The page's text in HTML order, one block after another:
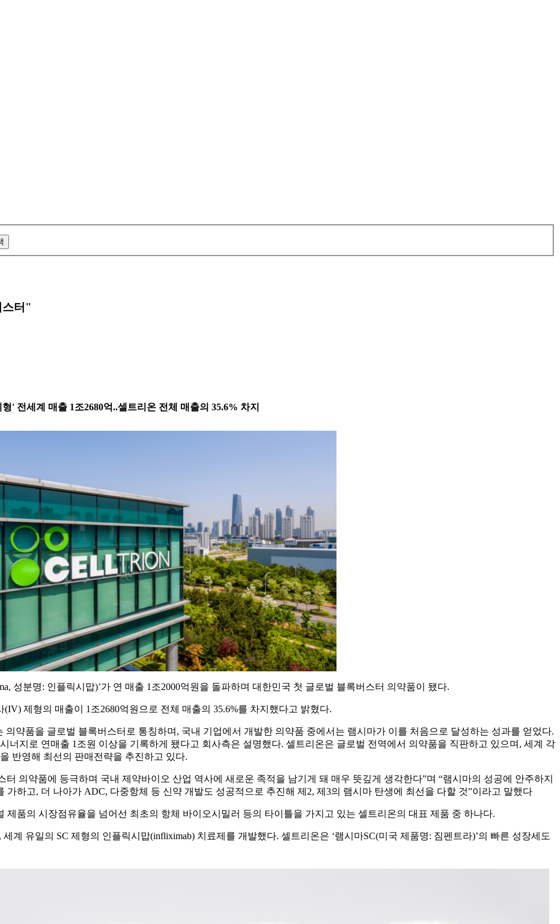
스터"
전세계 매출 1조2680억..셀트리온 전체 매출의 35.6% 차지
성분명: 인플릭시맙)’가 연 매출 1조2000억원을 돌파하며 대한민국 첫 글로벌 블록버스터 의약품이 됐다.
제형의 매출이 1조2680억원으로 전체 매출의 35.6%를 차지했다고 밝혔다.
약품을 글로벌 블록버스터로 통칭하며, 국내 기업에서 개발한 의약품 중에서는 램시마가 이를 처음으로 달성하는 성과를 얻었다.
너지로 연매출 1조원 이상을 기록하게 됐다고 회사측은 설명했다. 셀트리온은 글로벌 전역에서 의약품을 직판하고 있으며, 세계 각
반영해 최선의 판매전략을 추진하고 있다.
의약품에 등극하며 국내 제약바이오 산업 역사에 새로운 족적을 남기게 돼 매우 뜻깊게 생각한다”며 “램시마의 성공에 안주하지
하고, 더 나아가 ADC, 다중항체 등 신약 개발도 성공적으로 추진해 제2, 제3의 램시마 탄생에 최선을 다할 것”이라고 말했다
품의 시장점유율을 넘어선 최초의 항체 바이오시밀러 등의 타이틀을 가지고 있는 셀트리온의 대표 제품 중 하나다.
계 유일의 SC 제형의 인플릭시맙(infliximab) 치료제를 개발했다. 셀트리온은 ‘램시마SC(미국 제품명: 짐펜트라)’의 빠른 성장세도